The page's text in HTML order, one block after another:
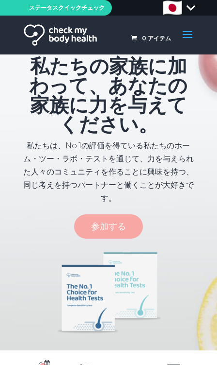
ステータスクイックチェック
0 アイテム
私たちの家族に加
わって、あなたの
家族に力を与えて
ください。
私たちは、No.1の評価を得ている私たちのホー
ム・ツー・ラボ・テストを通じて、力を与えられ
た人々のコミュニティを作ることに興味を持つ、
同じ考えを持つパートナーと働くことが大好きで
す。
参加する